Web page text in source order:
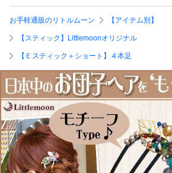
お手軽通販のリトルムーン 【アイテム別】
【スティック】Littlemoonオリジナル
【Ｅスティック＋ショート】４本足